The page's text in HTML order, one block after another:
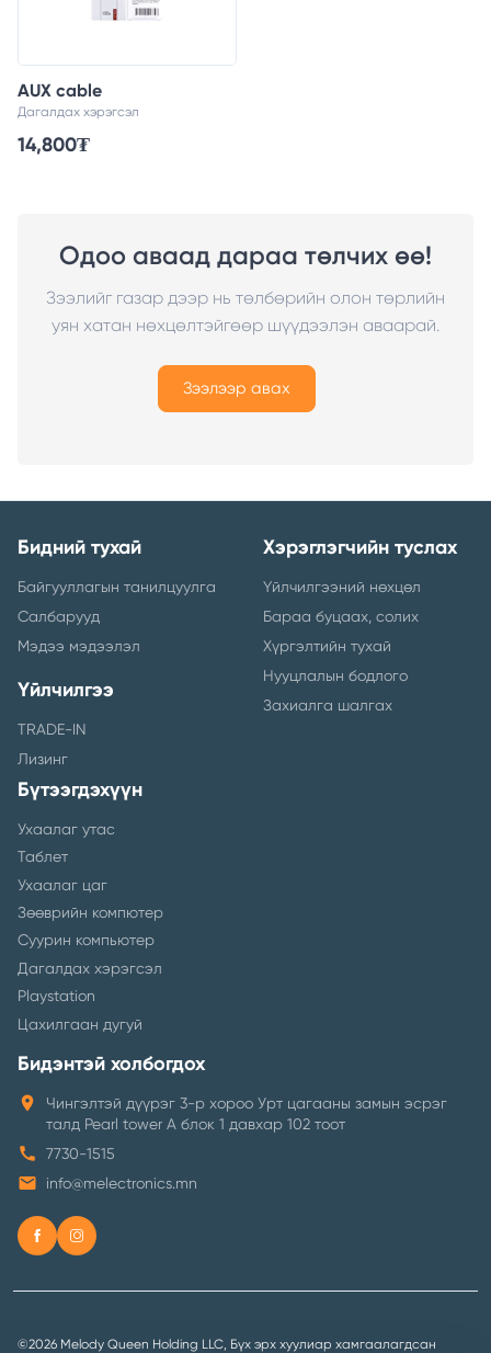
AUX cable
Дагалдах хэрэгсэл
14,800₮
Одоо аваад дараа төлчих өө!
Зээлийг газар дээр нь төлбөрийн олон төрлийн
уян хатан нөхцөлтэйгөөр шүүдээлэн аваарай.
Зээлээр авах
Бидний тухай
Байгууллагын танилцуулга
Салбарууд
Мэдээ мэдээлэл
Үйлчилгээ
TRADE-IN
Лизинг
Хэрэглэгчийн туслах
Үйлчилгээний нөхцөл
Бараа буцаах, солих
Хүргэлтийн тухай
Нууцлалын бодлого
Захиалга шалгах
Бүтээгдэхүүн
Ухаалаг утас
Таблет
Ухаалаг цаг
Зөөврийн компютер
Суурин компьютер
Дагалдах хэрэгсэл
Playstation
Цахилгаан дугуй
Бидэнтэй холбогдох
location_on
Чингэлтэй дүүрэг 3-р хороо Урт цагааны замын эсрэг
талд Pearl tower A блок 1 давхар 102 тоот
call 7730-1515
email info@melectronics.mn
©2026 Melody Queen Holding LLC, Бүх эрх хуулиар хамгаалагдсан